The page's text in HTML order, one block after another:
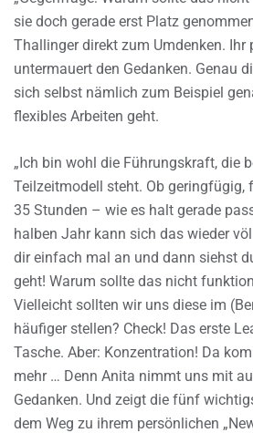
sie doch gerade erst Platz
Thallinger direkt zum Umdenken. Ihr
untermauert den Gedanken. Genau
sich selbst nämlich zum Beispiel
flexibles Arbeiten geht.
„Ich bin wohl die Führungskraft, die
Teilzeitmodell steht. Ob geringfügig,
35 Stunden – wie es halt gerade
halben Jahr kann sich das wieder
dir einfach mal an und dann siehst
geht! Warum sollte das nicht
Vielleicht sollten wir uns diese im
häufiger stellen? Check! Das erste
Tasche. Aber: Konzentration! Da
mehr … Denn Anita nimmt uns mit
Gedanken. Und zeigt die fünf
dem Weg zu ihrem persönlichen